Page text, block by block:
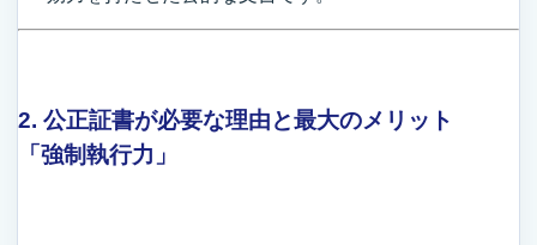
2. 公正証書が必要な理由と最大のメリット
「強制執行力」